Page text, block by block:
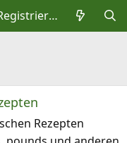
Registrieren
Rezepten